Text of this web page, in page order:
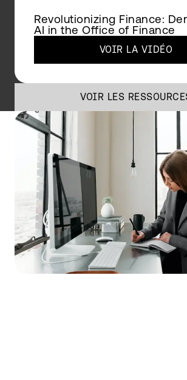
Revolutionizing Finance:
AI in the Office of Finance
VOIR LA VIDÉO
VOIR LES